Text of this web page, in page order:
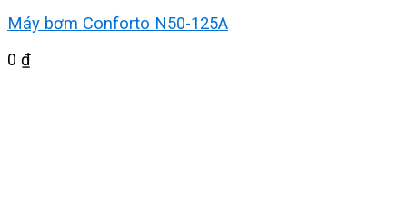
Máy bơm Conforto N50-125A
0 ₫